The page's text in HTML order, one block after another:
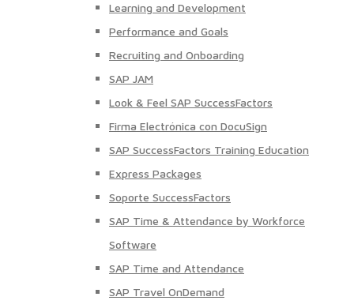
Learning and Development
Performance and Goals
Recruiting and Onboarding
SAP JAM
Look & Feel SAP SuccessFactors
Firma Electrónica con DocuSign
SAP SuccessFactors Training Education
Express Packages
Soporte SuccessFactors
SAP Time & Attendance by Workforce
Software
SAP Time and Attendance
SAP Travel OnDemand